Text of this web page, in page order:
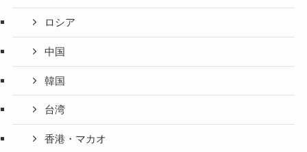
ロシア
中国
韓国
台湾
香港・マカオ